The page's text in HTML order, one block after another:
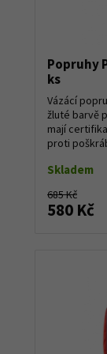
Popruhy
ks
Vázácí
žluté barvě
mají
proti
Skladem
685 Kč
580 Kč